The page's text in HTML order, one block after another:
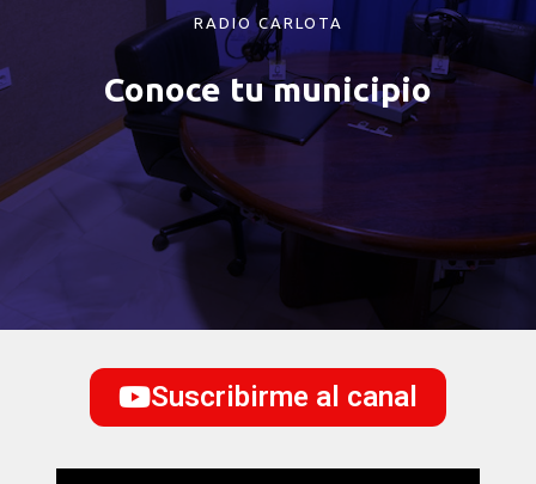
RADIO CARLOTA
Conoce tu municipio
Suscribirme al canal